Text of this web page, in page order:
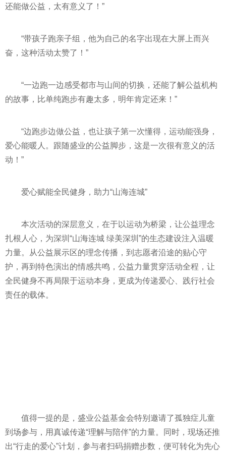
还能做公益，太有意义了！”
“带孩子跑亲子组，他为自己的名字出现在大屏上而兴
奋，这种活动太赞了！”
“一边跑一边感受都市与山间的切换，还能了解公益机构
的故事，比单纯跑步有趣太多，明年肯定还来！”
“边跑步边做公益，也让孩子第一次懂得，运动能强身，
爱心能暖人。跟随盛业的公益脚步，这是一次很有意义的活
动！”
爱心赋能全民健身，助力“山海连城”
本次活动的深层意义，在于以运动为桥梁，让公益理念
扎根人心，为深圳“山海连城 绿美深圳”的生态建设注入温暖
力量。从公益展示区的理念传播，到志愿者沿途的贴心守
护，再到特色演出的情感共鸣，公益力量贯穿活动全程，让
全民健身不再局限于运动本身，更成为传递爱心、践行社会
责任的载体。
值得一提的是，盛业公益基金会特别邀请了孤独症儿童
到场参与，用真诚传递“理解与陪伴”的力量。同时，现场还推
出“行走的爱心”计划，参与者扫码捐赠步数，便可转化为先心